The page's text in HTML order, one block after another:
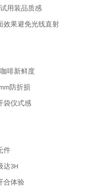
用装品质感
效果避免光线直射
啡新鲜度
防折损
袋仪式感
件
达3H
合体验